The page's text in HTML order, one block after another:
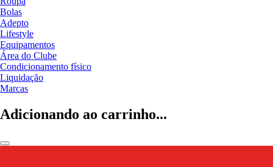
Bolas
Adepto
Lifestyle
Equipamentos
Área do Clube
Condicionamento físico
Liquidação
Marcas
Adicionando ao carrinho...